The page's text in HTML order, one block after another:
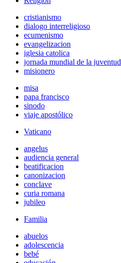
cristianismo
dialogo interreligioso
ecumenismo
evangelizacion
iglesia catolica
jornada mundial de la juventud
misionero
misa
papa francisco
sinodo
viaje apostólico
Vaticano
angelus
audiencia general
beatificacion
canonizacion
conclave
curia romana
jubileo
Familia
abuelos
adolescencia
bebé